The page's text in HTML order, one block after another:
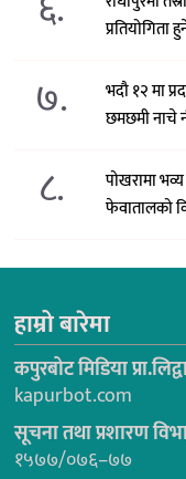
प्रतियोगिता
७.
भदौ १२ मा
छमछमी नाचे
८.
पोखरामा
फेवातालको
हाम्रो बारेमा
कपुरबोट मिडिया
kapurbot.com
सूचना तथा प्रशारण
१५७७/०७६–७७